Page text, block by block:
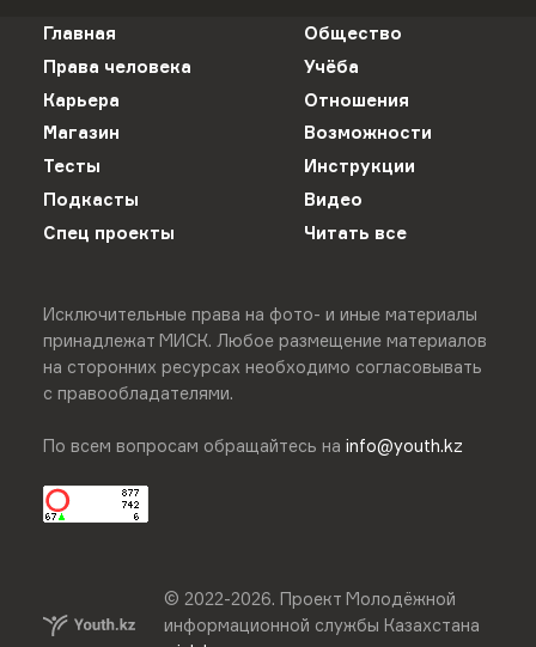
Главная
Общество
Права человека
Учёба
Карьера
Отношения
Магазин
Возможности
Тесты
Инструкции
Подкасты
Видео
Спец проекты
Читать все
Исключительные права на фото- и иные материалы
принадлежат МИСК. Любое размещение материалов
на сторонних ресурсах необходимо согласовывать
с правообладателями.
По всем вопросам обращайтесь на info@youth.kz
© 2022-2026.Проект Молодёжной
информационной службы Казахстана